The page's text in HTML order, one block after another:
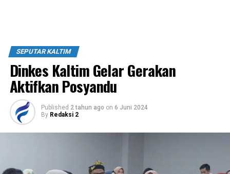
SEPUTAR KALTIM
Dinkes Kaltim Gelar Gerakan
Aktifkan Posyandu
Published 2 tahun ago on 6 Juni 2024
By Redaksi 2